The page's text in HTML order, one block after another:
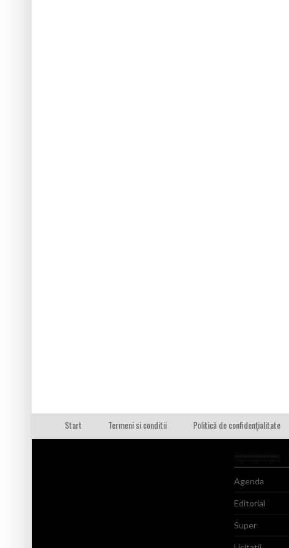
Start Termeni si conditii Politică de confidențialitate
Agenda
Editorial
Super